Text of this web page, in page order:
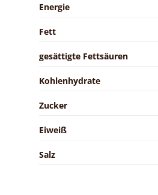
Energie
Fett
gesättigte Fettsäuren
Kohlenhydrate
Zucker
Eiweiß
Salz